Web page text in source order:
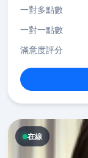
一對多點數
一對一點數
滿意度評分
在線